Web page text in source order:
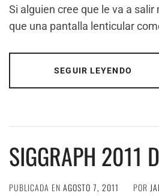
Si alguien cree que le va a
que una pantalla lenticular
SEGUIR LEYENDO
SIGGRAPH 2011
PUBLICADA EN AGOSTO 7, 2011 POR